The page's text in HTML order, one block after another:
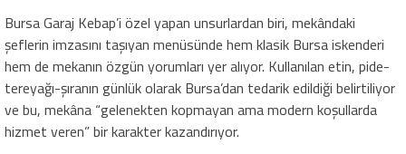
Bursa Garaj Kebap’i özel yapan unsurlardan biri, mekândaki
şeflerin imzasını taşıyan menüsünde hem klasik Bursa iskenderi
hem de mekanın özgün yorumları yer alıyor. Kullanılan etin, pide-
tereyağı-şıranın günlük olarak Bursa’dan tedarik edildiği belirtiliyor
ve bu, mekâna “gelenekten kopmayan ama modern koşullarda
hizmet veren” bir karakter kazandırıyor.